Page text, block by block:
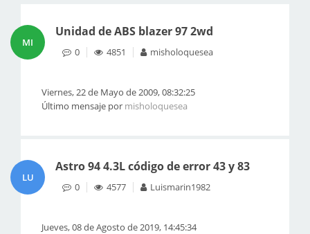
MI
Unidad de ABS blazer 97 2wd
0 4851 misholoquesea
Viernes, 22 de Mayo de 2009, 08:32:25
Último mensaje por misholoquesea
LU
Astro 94 4.3L código de error 43 y 83
0 4577 Luismarin1982
Jueves, 08 de Agosto de 2019, 14:45:34